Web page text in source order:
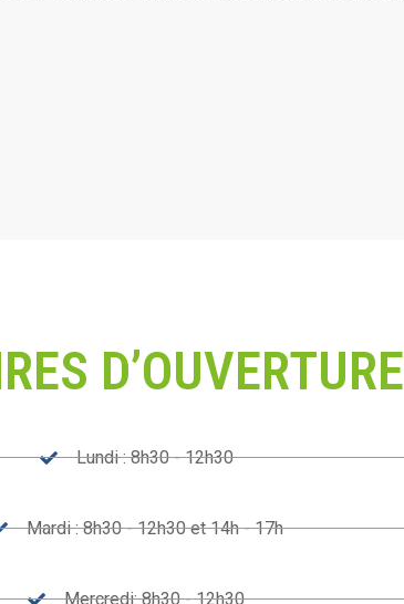
D’OUVERTURE
Lundi : 8h30 - 12h30
Mardi : 8h30 - 12h30 et 14h - 17h
Mercredi: 8h30 - 12h30